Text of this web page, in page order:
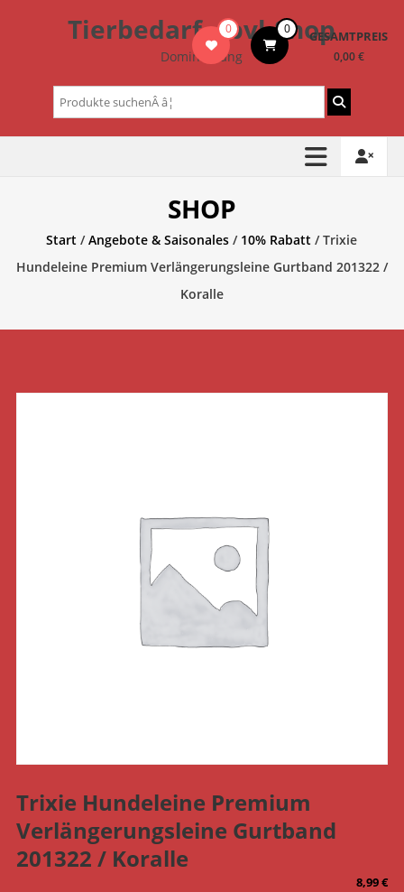
Tierbedarf – bvl-Shop
Dominik Lang
0 0 GESAMTPREIS
0,00 €
Suchen
nach:
SHOP
Start /Angebote & Saisonales / 10% Rabatt / Trixie
Hundeleine Premium Verlängerungsleine Gurtband 201322 /
Koralle
Trixie Hundeleine Premium
Verlängerungsleine Gurtband
201322 / Koralle
8,99€